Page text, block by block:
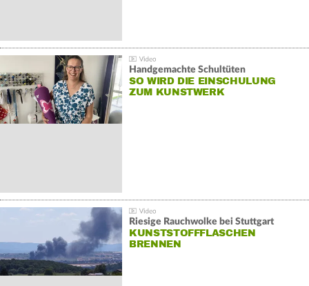
Handgemachte Schultüten
SO WIRD DIE EINSCHULUNG
ZUM KUNSTWERK
Riesige Rauchwolke bei Stuttgart
KUNSTSTOFFFLASCHEN
BRENNEN